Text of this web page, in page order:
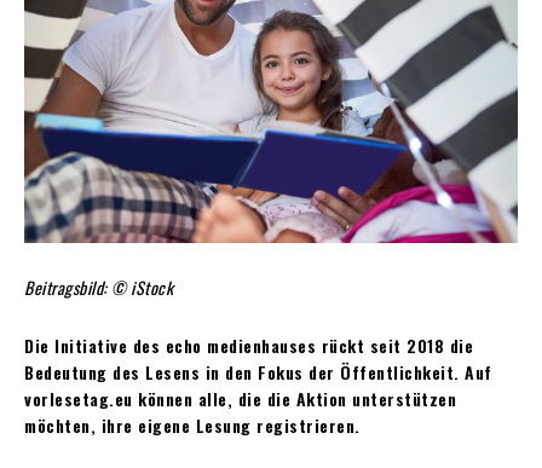
Beitragsbild: © iStock
Die Initiative des echo medienhauses rückt seit 2018 die
Bedeutung des Lesens in den Fokus der Öffentlichkeit. Auf
vorlesetag.eu können alle, die die Aktion unterstützen
möchten, ihre eigene Lesung registrieren.